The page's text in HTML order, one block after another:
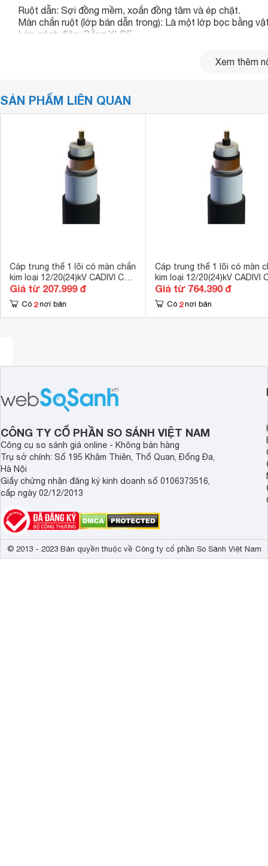
Ruột dẫn: Sợi đồng mềm, xoắn đồng tâm và ép chặt.
Màn chắn ruột (lớp bán dẫn trong): Là một lớp bọc bằng
Lớp cách điện: Bằng XLPE.
Màn chắn kim loại: Gồm một lớp băng đồng được quấn
Xem thêm
SẢN PHẨM LIÊN QUAN
Cáp trung thế 1 lõi có màn chắn
kim loại 12/20(24)kV CADIVI CV
CXV/S 25
Giá từ 207.999 đ
Có 2 nơi bán
Cáp trung thế 1 lõi có màn
kim loại 12/20(24)kV CADIVI
CXV/S 240
Giá từ 764.390 đ
Có 2 nơi bán
CÔNG TY CỔ PHẦN SO SÁNH VIỆT NAM
Công cụ so sánh giá online - Không bán hàng
Trụ sở chính: Số 195 Khâm Thiên, Thổ Quan, Đống Đa,
Hà Nội
Giấy chứng nhận đăng ký kinh doanh số 0106373516,
cấp ngày 02/12/2013
© 2013 - 2023 Bản quyền thuộc về Công ty cổ phần So Sánh Việt Nam